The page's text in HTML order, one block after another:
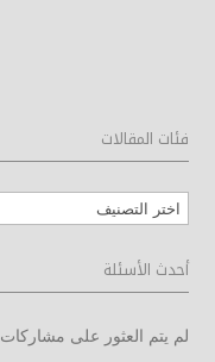
فئات المقالات
فئات
المقالات
أحدث الأسئلة
لم يتم العثور على مشاركات